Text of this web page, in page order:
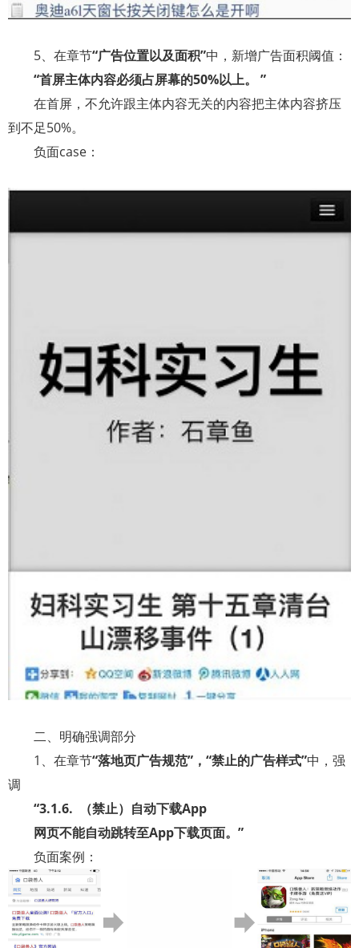
5、在章节“广告位置以及面积”中，新增广告面积阈值：
“首屏主体内容必须占屏幕的50%以上。
”
在首屏，不允许跟主体内容无关的内容把主体内容挤压
到不足50%。
负面case：
二、明确强调部分
1 、在章节“落地页广告规范”，“禁止的广告样式”中，强
调
“3.1.6. （禁止）自动下载App
网页不能自动跳转至App下载页面。”
负面案例：